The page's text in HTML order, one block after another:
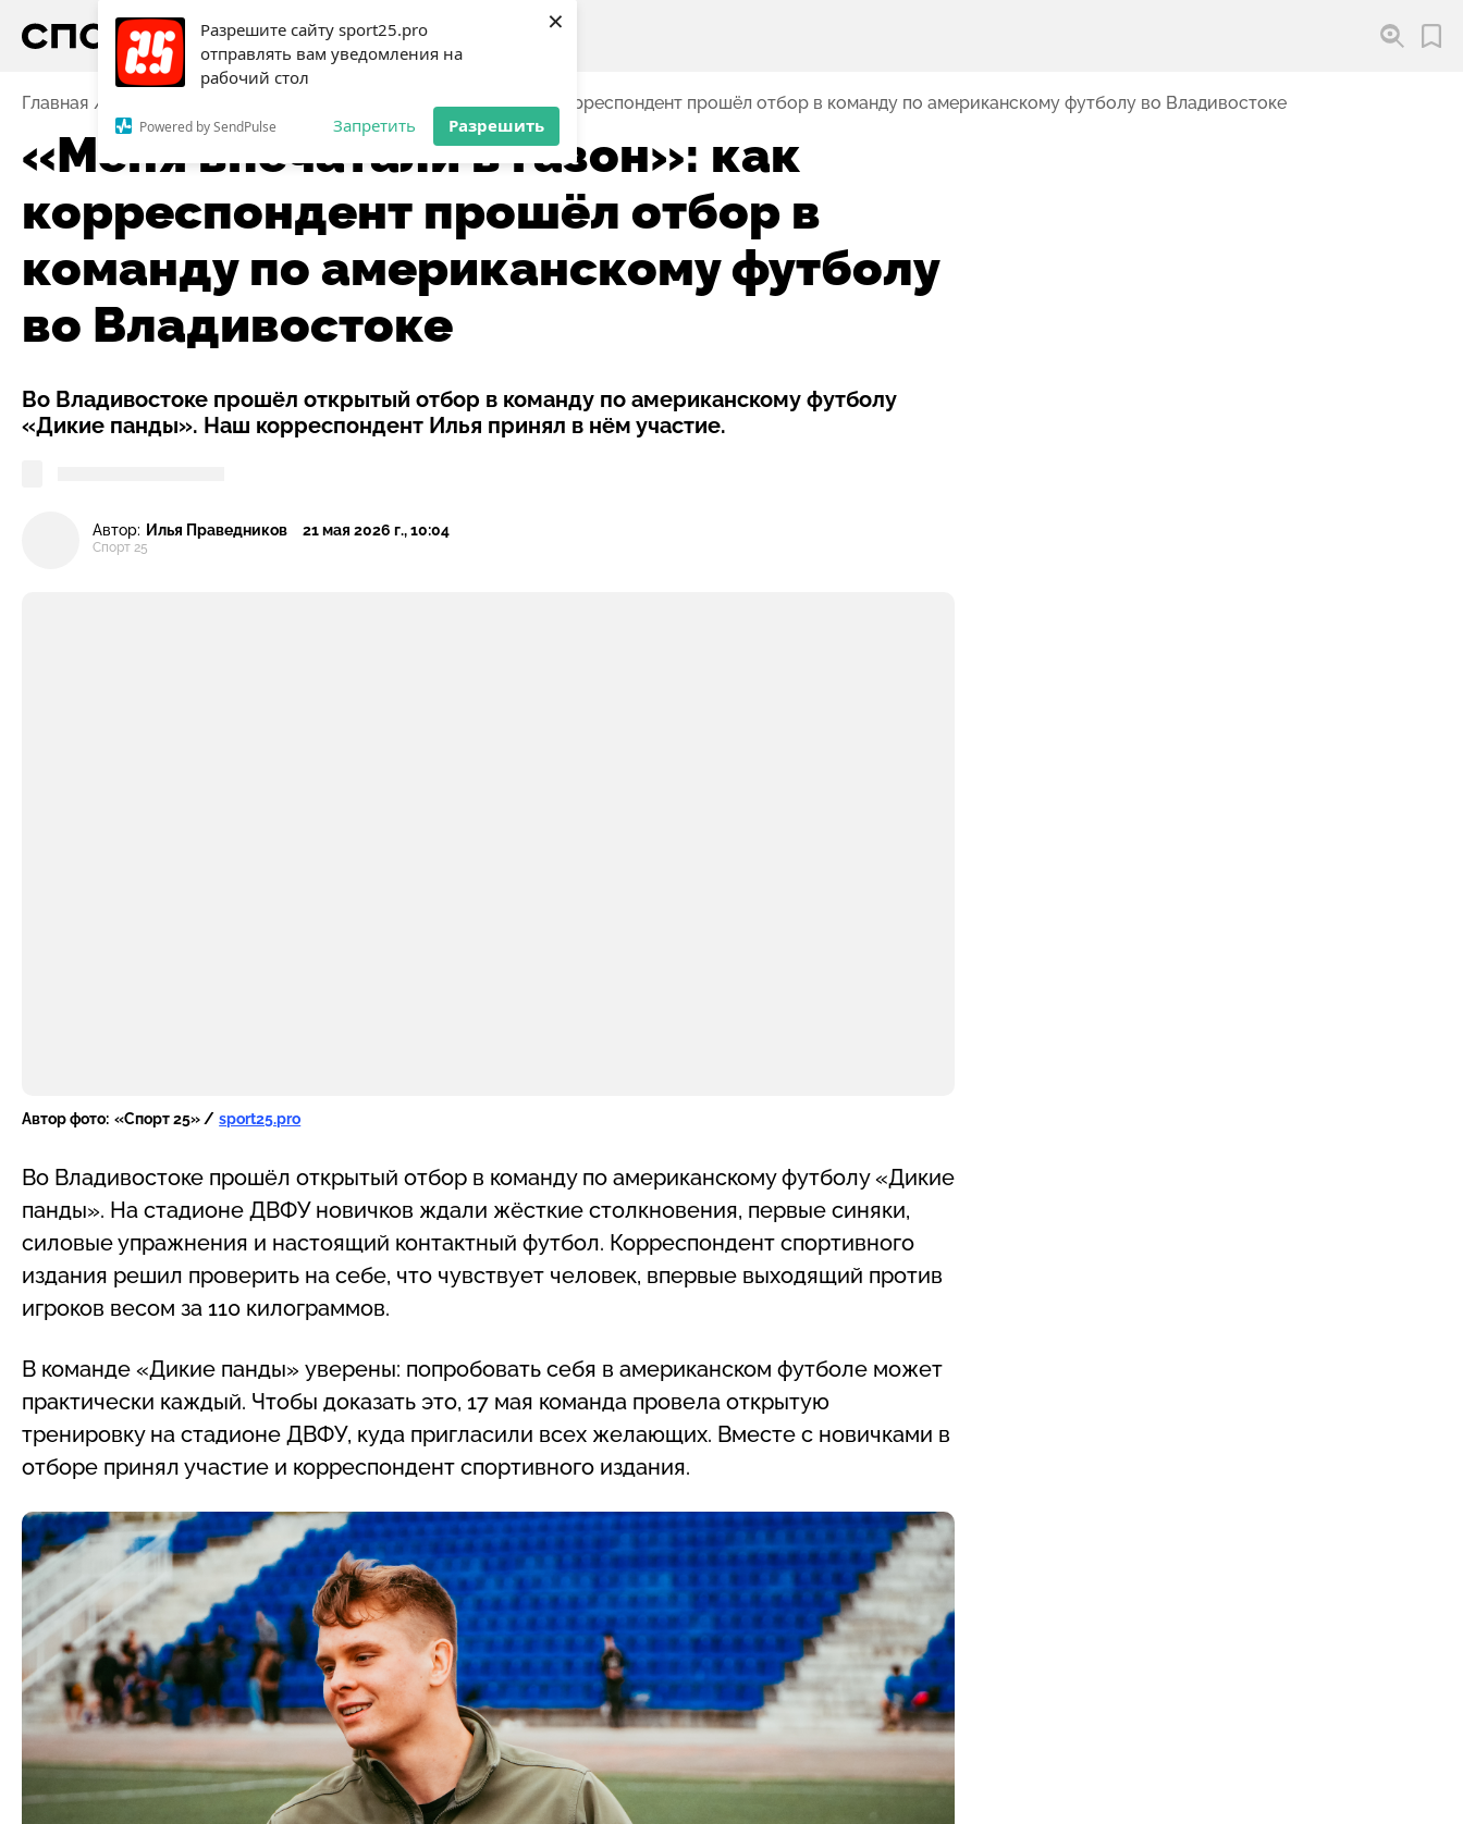
Разрешите сайту sport25.pro
отправлять вам уведомления на
рабочий стол
Powered by SendPulse Запретить Разрешить
×
Главная «Меня впечатали в газон»: как корреспондент прошёл отбор в команду по американскому футболу во Владивостоке
«Меня впечатали в газон»: как
корреспондент прошёл отбор в
команду по американскому футболу
во Владивостоке
Во Владивостоке прошёл открытый отбор в команду по американскому футболу
«Дикие панды». Наш корреспондент Илья принял в нём участие.
Автор: Илья Праведников
Спорт 25
21 мая 2026 г., 10:04
Автор фото: «Спорт 25» / sport25.pro
Во Владивостоке прошёл открытый отбор в команду по американскому футболу «Дикие
панды». На стадионе ДВФУ новичков ждали жёсткие столкновения, первые синяки,
силовые упражнения и настоящий контактный футбол. Корреспондент спортивного
издания решил проверить на себе, что чувствует человек, впервые выходящий против
игроков весом за 110 килограммов.
В команде «Дикие панды» уверены: попробовать себя в американском футболе может
практически каждый. Чтобы доказать это, 17 мая команда провела открытую
тренировку на стадионе ДВФУ, куда пригласили всех желающих. Вместе с новичками в
отборе принял участие и корреспондент спортивного издания.